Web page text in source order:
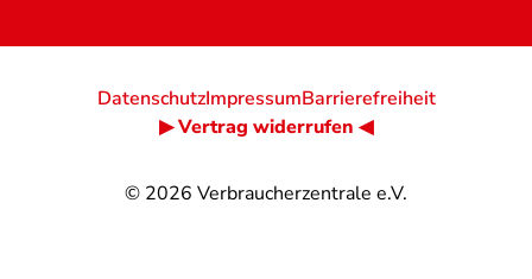
© 2026 Verbraucherzentrale e.V.
DatenschutzImpressumBarrierefreiheit
▶ Vertrag widerrufen ◀